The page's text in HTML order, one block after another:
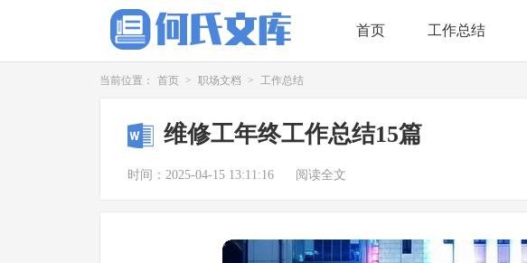
首页 工作总结
当前位置： 首页 > 职场文档 > 工作总结
维修工年终工作总结15篇
时间：2025-04-15 13:11:16 阅读全文